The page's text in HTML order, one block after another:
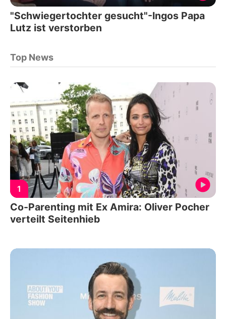
"Schwiegertochter gesucht"-Ingos Papa
Lutz ist verstorben
Top News
1
Co-Parenting mit Ex Amira: Oliver Pocher
verteilt Seitenhieb